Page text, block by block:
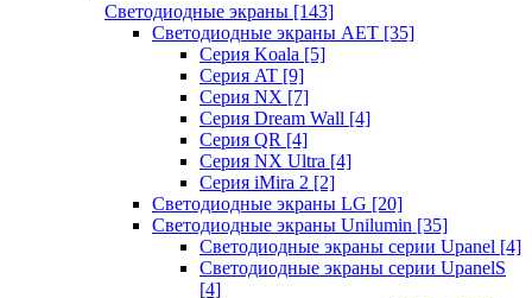
Светодиодные экраны [143]
Светодиодные экраны AET [35]
Cерия Koala [5]
Серия AT [9]
Серия NX [7]
Серия Dream Wall [4]
Серия QR [4]
Серия NX Ultra [4]
Серия iMira 2 [2]
Светодиодные экраны LG [20]
Светодиодные экраны Unilumin [35]
Светодиодные экраны серии Upanel [4]
Светодиодные экраны серии UpanelS
[4]